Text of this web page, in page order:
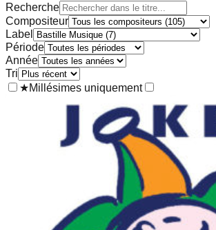
Recherche
Compositeur
Label
Période
Année
Tri
★Millésimes uniquement